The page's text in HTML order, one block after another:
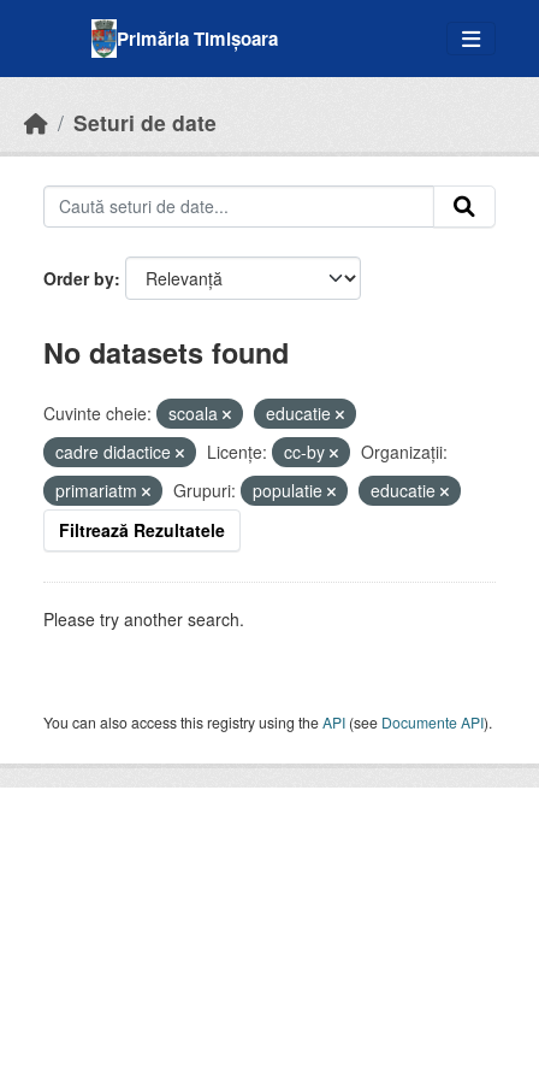
Primăria Timișoara
Seturi de date
Order by
No datasets found
Cuvinte cheie: scoala
educatie
cadre didactice
Licenţe: cc-by
Organizații:
primariatm
Grupuri: populatie
educatie
Filtrează Rezultatele
Please try another search.
You can also access this registry using theAPI (see Documente API).